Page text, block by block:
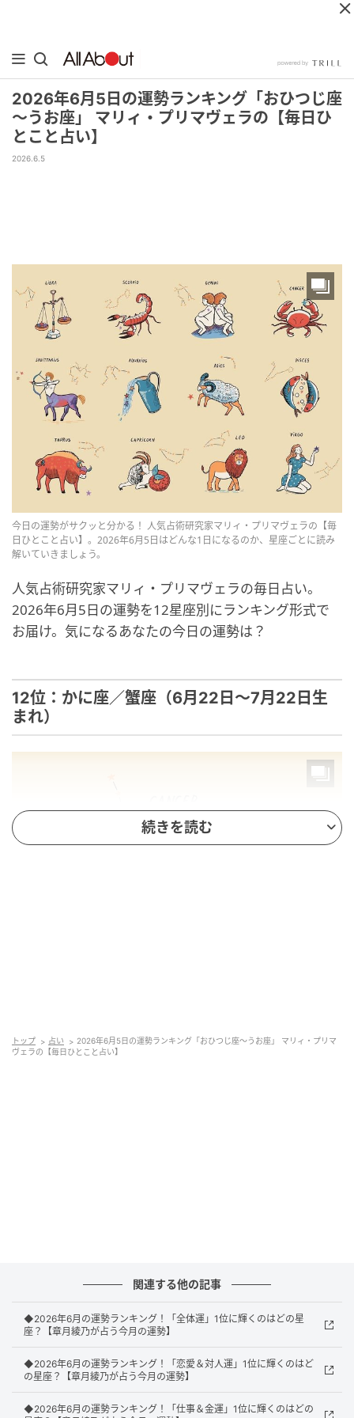
2026年6月5日の運勢ランキング「おひつじ座
～うお座」 マリィ・プリマヴェラの【毎日ひ
とこと占い】
2026.6.5
今日の運勢がサクッと分かる！ 人気占術研究家マリィ・プリマヴェラの【毎
日ひとこと占い】。2026年6月5日はどんな1日になるのか、星座ごとに読み
解いていきましょう。
人気占術研究家マリィ・プリマヴェラの毎日占い。
2026年6月5日の運勢を12星座別にランキング形式で
お届け。気になるあなたの今日の運勢は？
12位：かに座／蟹座（6月22日～7月22日生
まれ）
ツイてない事件が続発……。でもヤケになると凶なの
続きを読む
トップ 占い
2026年6月5日の運勢ランキング「おひつじ座～うお座」 マリィ・プリマ
ヴェラの【毎日ひとこと占い】
関連する他の記事
◆2026年6月の運勢ランキング！「全体運」1位に輝くのはどの星
座？【章月綾乃が占う今月の運勢】
◆2026年6月の運勢ランキング！「恋愛＆対人運」1位に輝くのはど
の星座？【章月綾乃が占う今月の運勢】
◆2026年6月の運勢ランキング！「仕事＆金運」1位に輝くのはどの